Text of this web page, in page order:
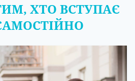
ХТО ВСТУПАЄ